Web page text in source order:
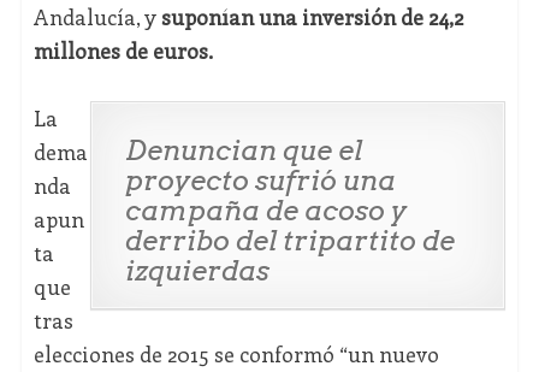
Andalucía, ysuponían una inversión de 24,2
millones de euros.
Denuncian que el
proyecto sufrió una
campaña de acoso y
derribo del tripartito de
izquierdas
La
dema
nda
apun
ta
que
tras
elecciones de 2015 se conformó “un nuevo